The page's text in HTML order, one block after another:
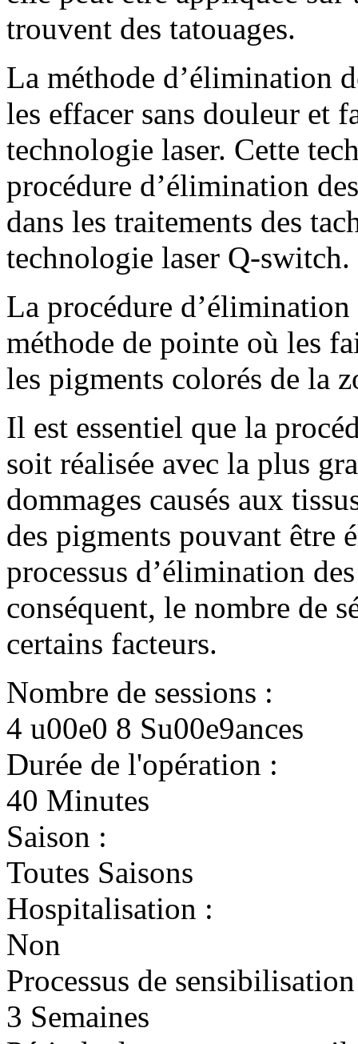
trouvent des tatouages.
La méthode d’élimination
les effacer sans douleur et
technologie laser. Cette
procédure d’élimination
dans les traitements des
technologie laser Q-switch.
La procédure d’élimination
méthode de pointe où les
les pigments colorés de la
Il est essentiel que la
soit réalisée avec la plus
dommages causés aux
des pigments pouvant être
processus d’élimination
conséquent, le nombre de
certains facteurs.
Nombre de sessions :
4 u00e0 8 Su00e9ances
Durée de l'opération :
40 Minutes
Saison :
Toutes Saisons
Hospitalisation :
Non
Processus de
3 Semaines